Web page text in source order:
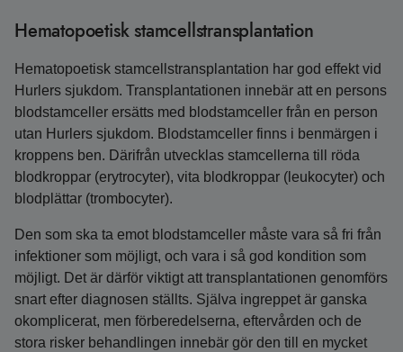
Hematopoetisk stamcellstransplantation
Hematopoetisk stamcellstransplantation har god effekt vid
Hurlers sjukdom. Transplantationen innebär att en persons
blodstamceller ersätts med blodstamceller från en person
utan Hurlers sjukdom. Blodstamceller finns i benmärgen i
kroppens ben. Därifrån utvecklas stamcellerna till röda
blodkroppar (erytrocyter), vita blodkroppar (leukocyter) och
blodplättar (trombocyter).
Den som ska ta emot blodstamceller måste vara så fri från
infektioner som möjligt, och vara i så god kondition som
möjligt. Det är därför viktigt att transplantationen genomförs
snart efter diagnosen ställts. Själva ingreppet är ganska
okomplicerat, men förberedelserna, eftervården och de
stora risker behandlingen innebär gör den till en mycket